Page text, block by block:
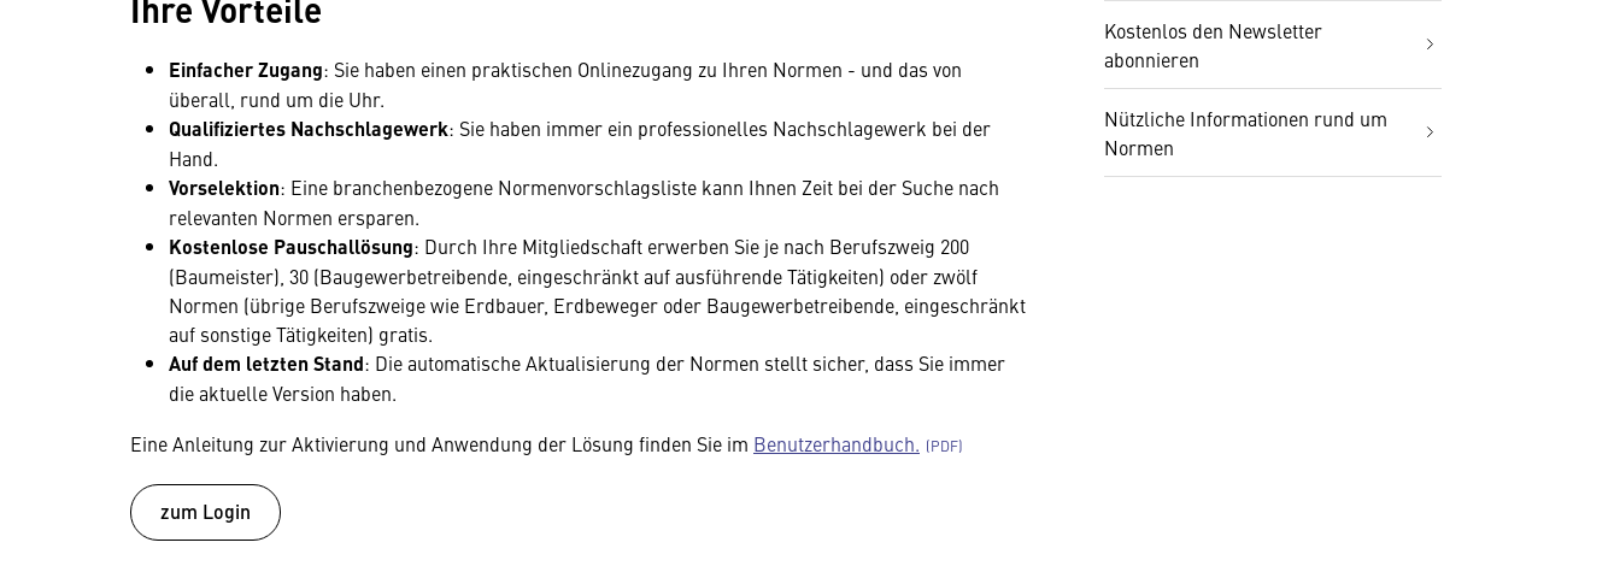
Einfacher Zugang: Sie haben einen praktischen Onlinezugang zu Ihren Normen - und das von
überall, rund um die Uhr.
Qualifiziertes Nachschlagewerk: Sie haben immer ein professionelles Nachschlagewerk bei der
Hand.
Vorselektion: Eine branchenbezogene Normenvorschlagsliste kann Ihnen Zeit bei der Suche nach
relevanten Normen ersparen.
Kostenlose Pauschallösung: Durch Ihre Mitgliedschaft erwerben Sie je nach Berufszweig 200
(Baumeister), 30 (Baugewerbetreibende, eingeschränkt auf ausführende Tätigkeiten) oder zwölf
Normen (übrige Berufszweige wie Erdbauer, Erdbeweger oder Baugewerbetreibende, eingeschränkt
auf sonstige Tätigkeiten) gratis.
Auf dem letzten Stand: Die automatische Aktualisierung der Normen stellt sicher, dass Sie immer
die aktuelle Version haben.
Eine Anleitung zur Aktivierung und Anwendung der Lösung finden Sie im Benutzerhandbuch.
zum Login
Kostenlos den Newsletter
abonnieren
Nützliche Informationen rund um
Normen